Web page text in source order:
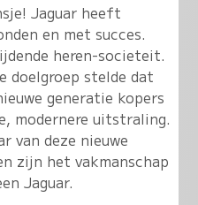
Jaguar heeft
en met succes.
heren-societeit.
doelgroep stelde dat
generatie kopers
modernere uitstraling.
van deze nieuwe
zijn het vakmanschap
Jaguar.